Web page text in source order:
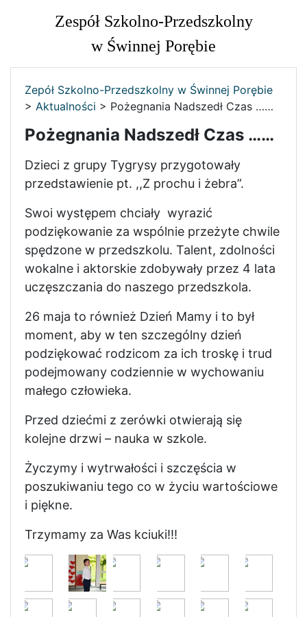
Zespół Szkolno-Przedszkolny
w Świnnej Porębie
Zepół Szkolno-Przedszkolny w Świnnej Porębie
> Aktualności > Pożegnania Nadszedł Czas ……
Pożegnania Nadszedł Czas ……
Dzieci z grupy Tygrysy przygotowały
przedstawienie pt. ,,Z prochu i żebra”.
Swoi występem chciały wyrazić
podziękowanie za wspólnie przeżyte chwile
spędzone w przedszkolu. Talent, zdolności
wokalne i aktorskie zdobywały przez 4 lata
uczęszczania do naszego przedszkola.
26 maja to również Dzień Mamy i to był
moment, aby w ten szczególny dzień
podziękować rodzicom za ich troskę i trud
podejmowany codziennie w wychowaniu
małego człowieka.
Przed dziećmi z zerówki otwierają się
kolejne drzwi – nauka w szkole.
Życzymy i wytrwałości i szczęścia w
poszukiwaniu tego co w życiu wartościowe
i piękne.
Trzymamy za Was kciuki!!!